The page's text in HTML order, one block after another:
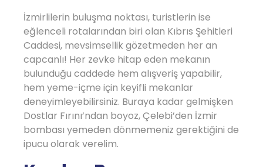
İzmirlilerin buluşma noktası, turistlerin ise
eğlenceli rotalarından biri olan Kıbrıs Şehitleri
Caddesi, mevsimsellik gözetmeden her an
capcanlı! Her zevke hitap eden mekanın
bulunduğu caddede hem alışveriş yapabilir,
hem yeme-içme için keyifli mekanlar
deneyimleyebilirsiniz. Buraya kadar gelmişken
Dostlar Fırını’ndan boyoz, Çelebi’den İzmir
bombası yemeden dönmemeniz gerektiğini de
ipucu olarak verelim.